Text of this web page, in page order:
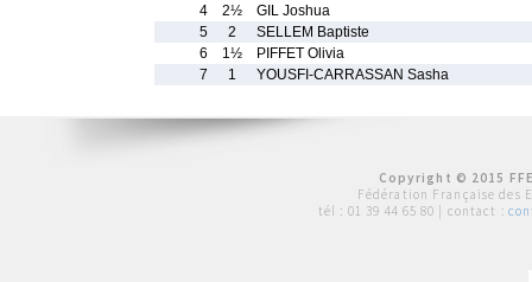
4
2½
GIL Joshua
5
2
SELLEM Baptiste
6
1½
PIFFET Olivia
7
1 YOUSFI-CARRASSAN Sasha
Copyright © 2015
Fédération Française des
tél : 01 39 44 65 80 | contact :